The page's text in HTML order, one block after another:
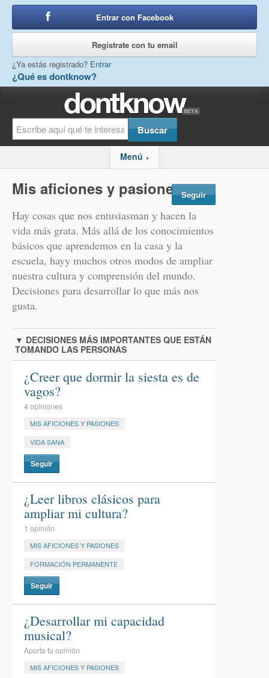
¿Qué es dontknow?
Entrar con Facebook
Regístrate con tu email
¿Ya estás registrado? Entrar
Menú ▼
Mis aficiones y pasionesSeguir
Hay cosas que nos entusiasman y hacen la
vida más grata. Más allá de los conocimientos
básicos que aprendemos en la casa y la
escuela, hayy muchos otros modos de ampliar
nuestra cultura y comprensión del mundo.
Decisiones para desarrollar lo que más nos
gusta.
▼ DECISIONES MÁS IMPORTANTES QUE ESTÁN
TOMANDO LAS PERSONAS
¿Creer que dormir la siesta es de
vagos?
4 opiniones
MIS AFICIONES Y PASIONES
VIDA SANA
Seguir
¿Leer libros clásicos para
ampliar mi cultura?
1 opinión
MIS AFICIONES Y PASIONES
FORMACIÓN PERMANENTE
Seguir
¿Desarrollar mi capacidad
musical?
Aporta tu opinión
MIS AFICIONES Y PASIONES